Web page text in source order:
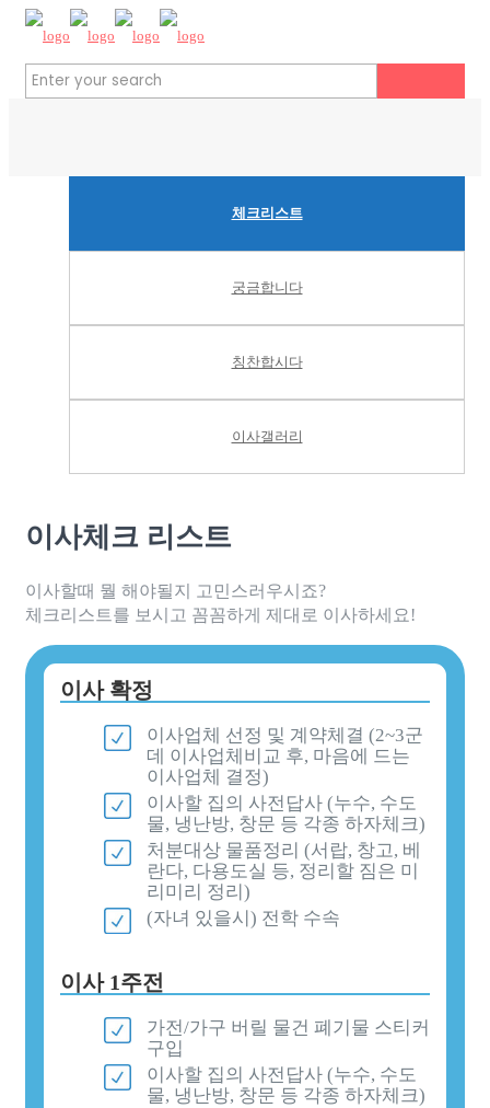
체크리스트
궁금합니다
칭찬합시다
이사갤러리
이사체크 리스트
이사할때 뭘 해야될지 고민스러우시죠?
체크리스트를 보시고 꼼꼼하게 제대로 이사하세요!
이사 확정
이사업체 선정 및 계약체결 (2~3군
데 이사업체비교 후, 마음에 드는
이사업체 결정)
이사할 집의 사전답사 (누수, 수도
물, 냉난방, 창문 등 각종 하자체크)
처분대상 물품정리 (서랍, 창고, 베
란다, 다용도실 등, 정리할 짐은 미
리미리 정리)
(자녀 있을시) 전학 수속
이사 1주전
가전/가구 버릴 물건 폐기물 스티커
구입
이사할 집의 사전답사 (누수, 수도
물, 냉난방, 창문 등 각종 하자체크)